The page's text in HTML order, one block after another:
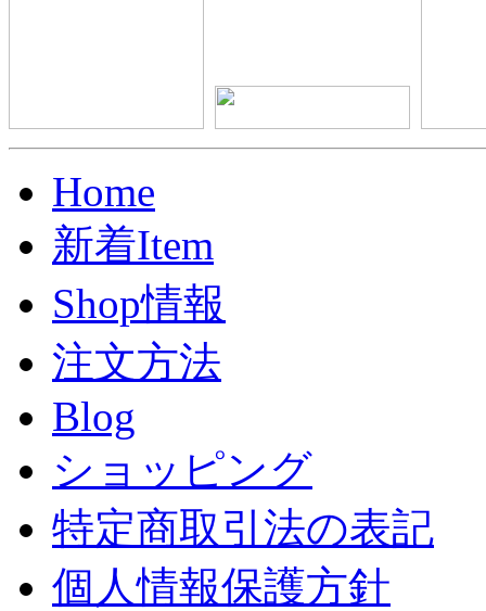
Home
新着Item
Shop情報
注文方法
Blog
ショッピング
特定商取引法の表記
個人情報保護方針